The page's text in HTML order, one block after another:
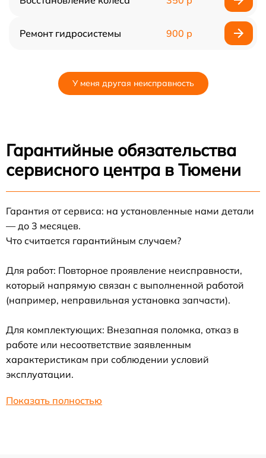
Ремонт гидросистемы 900 р
У меня другая неисправность
Гарантийные обязательства
сервисного центра в Тюмени
Гарантия от сервиса: на установленные нами детали
— до 3 месяцев.
Что считается гарантийным случаем?
Для работ: Повторное проявление неисправности,
который напрямую связан с выполненной работой
(например, неправильная установка запчасти).
Для комплектующих: Внезапная поломка, отказ в
работе или несоответствие заявленным
характеристикам при соблюдении условий
эксплуатации.
Показать полностью